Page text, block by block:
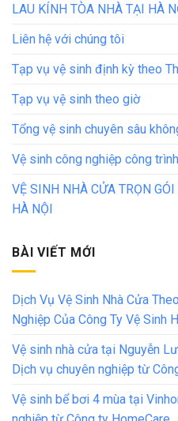
LAU KÍNH TÒA NHÀ TẠI HÀ
Liên hệ với chúng tôi
Tạp vụ vệ sinh định kỳ theo
Tạp vụ vệ sinh theo giờ
Tổng vệ sinh chuyên sâu
Vệ sinh công nghiệp công
VỆ SINH NHÀ CỬA TRỌN
HÀ NỘI
BÀI VIẾT MỚI
Dịch Vụ Vệ Sinh Nhà Cửa
Nghiệp Của Công Ty Vệ Sinh
Vệ sinh nhà cửa tại Nguyễn
Dịch vụ chuyên nghiệp từ
Vệ sinh bể bơi 4 mùa tại